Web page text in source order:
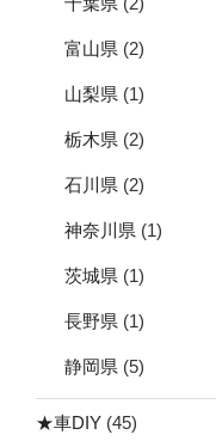
富山県 (2)
山梨県 (1)
栃木県 (2)
石川県 (2)
神奈川県 (1)
茨城県 (1)
長野県 (1)
静岡県 (5)
★車DIY (45)